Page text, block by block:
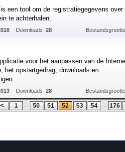
een tool om de registratiegegevens over
te achterhalen.
Downloads :28
voor het aanpassen van de
het opstartgedrag, downloads en
Downloads :28
1 ... 50 51 52 53 54 ... 176